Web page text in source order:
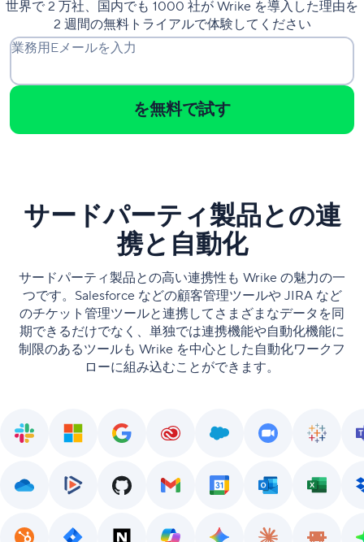
世界で 2 万社、国内でも 1000 社が Wrike を導入した理由を
2 週間の無料トライアルで体験してください
業務用Eメールを入力
を無料で試す
サードパーティ製品との連
携と自動化
サードパーティ製品との高い連携性も Wrike の魅力の一
つです。Salesforce などの顧客管理ツールや JIRA など
のチケット管理ツールと連携してさまざまなデータを同
期できるだけでなく、単独では連携機能や自動化機能に
制限のあるツールも Wrike を中心とした自動化ワークフ
ローに組み込むことができます。